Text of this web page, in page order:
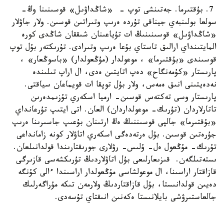
7. بۇقتىرما. جەتىنشى توپ - «شاڭداۋىل» قوسىنىنا وڭ-
سولعا بولىنبەي جيناقى تۇردە ەرىپ وتىراتىن قوسىن. ولار جاۋلار
«شاڭداۋىل» قوسىنىنىڭ ات تۇياعىنان شىققان شاڭدى كورە
المايتىنداي ارالىق تاستاي بۇعا ەرىپ وتىرادى. تۇرىكتەر بۇل توپ
قوسىندى «بۇقتىرما» ، موعولدار (مۇڭعولدار) «باسوڭعار» ،
پارىستار «كۇمەنگاح» دەپ اتايتىن ەدى، ال اراپ تىلىندە
نەدەيتىنى انىق ەمەس، ولار بۇل توپقا ات قويماعان سياقتى.
پارىستار وسى تەكتەس قوسىن- ارميا اسكەري تۇزىمدەرىن
تاتارلاردان (تۇرىك- موعولداردان) العان. اتى ايتىپ تۇرعانداي
«بۇقتىرما» جالپى قوسىننىڭ ەڭ ارتىنان بۇعىپ جاسىرىنا ەرىپ
جۇرەتىن قوسىن. بۇل ەرتەدەگى اسكەري اتاۋلار كونە زامانداعى
تۇرىك- مۇڭعول ەل- ۇلىس- رۋلارى جورىقتارىندا قولدانىلعان.
ىستەتىلگەن. قىزىعارلىعى بۇل اتاۋلاردىڭ تۇرىكشەسى قازىرگى
قازاقتار اراسىنا، ال موعولشاسى مۇڭعولدار اراسىندا ءالى كۇنگە
دەيىن قولدانىستا، بۇل قازاقتاردىڭ ولارمەن تىكە مۇراگەرلىك
جالعاستىرۋشى بايلانىستا ەكەنىن انىقتاي تۇسەدى.